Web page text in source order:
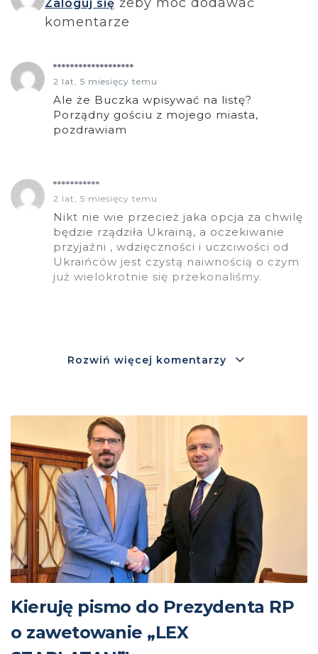
Zaloguj się
komentarze
*******************
2 lat, 5 miesięcy temu
Ale że Buczka wpisywać na listę?
Porządny gościu z mojego miasta,
pozdrawiam
***********
2 lat, 5 miesięcy temu
Nikt nie wie przecież jaka opcja za chwilę
będzie rządziła Ukrainą, a oczekiwanie
przyjaźni , wdzięczności i uczciwości od
Ukraińców jest czystą naiwnością o czym
już wielokrotnie się przekonaliśmy.
Rozwiń więcej komentarzy
Kieruję pismo do Prezydenta RP
o zawetowanie „LEX